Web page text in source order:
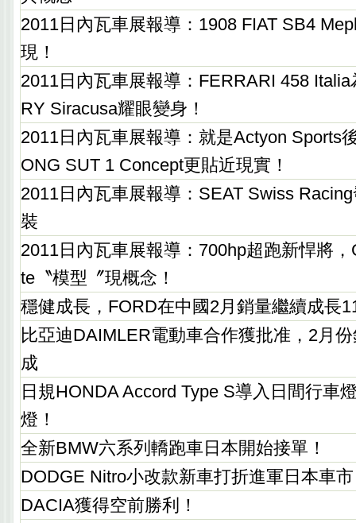
2011日內瓦車展報導：1908 FIAT SB4
現！
2011日內瓦車展報導：FERRARI 458
RY Siracusa耀眼變身！
2011日內瓦車展報導：就是Actyon Sports
ONG SUT 1 Concept更貼近現實！
2011日內瓦車展報導：SEAT Swiss
裝
2011日內瓦車展報導：700hp超跑新悍將
te〝模型〞現概念！
穩健成長，FORD在中國2月銷量繼續成長
比亞迪DAIMLER電動車合作獲批准，2月
成
日規HONDA Accord Type S導入日間行車
燈！
全新BMW六系列轎跑車日本開始接單！
DODGE Nitro小改款新車打折進軍日本車
DACIA獲得空前勝利！